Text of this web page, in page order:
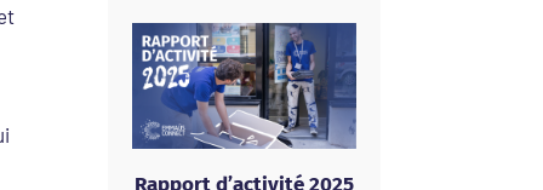
Rapport d’activité 2025